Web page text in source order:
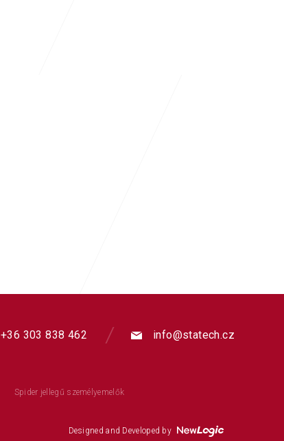
+36 303 838 462 info@statech.cz
Spider jellegű személyemelők
Designed and Developed by